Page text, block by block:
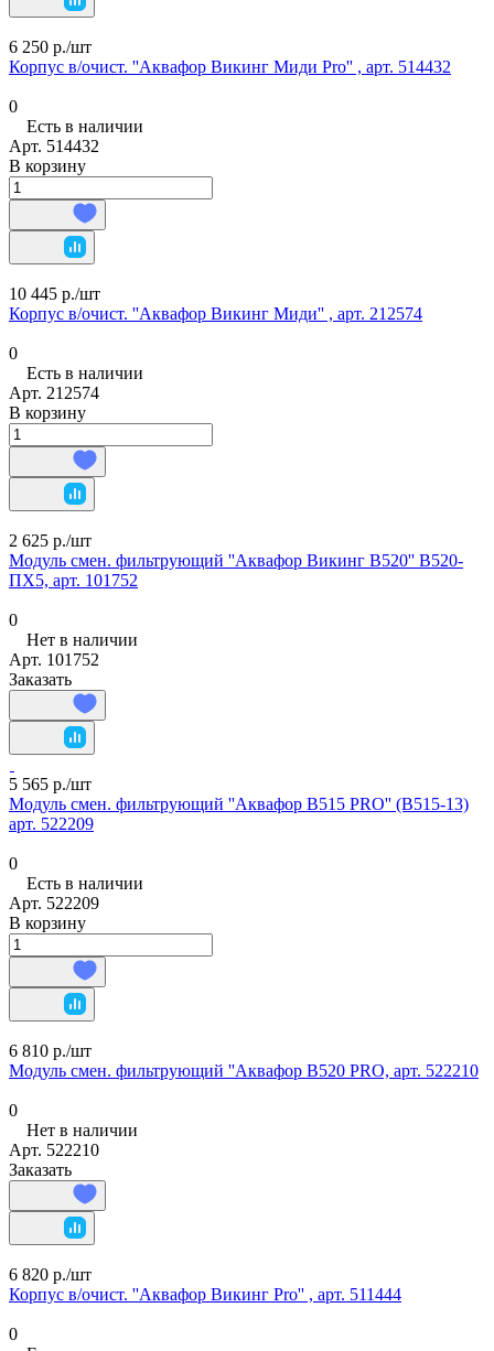
6 250 р./шт
Корпус в/очист. ''Аквафор Викинг Миди Pro'' , арт. 514432
0
Есть в наличии
Арт. 514432
В корзину
10 445 р./шт
Корпус в/очист. ''Аквафор Викинг Миди'' , арт. 212574
0
Есть в наличии
Арт. 212574
В корзину
2 625 р./шт
Модуль смен. фильтрующий ''Аквафор Викинг В520'' В520-
ПХ5, арт. 101752
0
Нет в наличии
Арт. 101752
Заказать
5 565 р./шт
Модуль смен. фильтрующий ''Аквафор В515 PRO'' (В515-13)
арт. 522209
0
Есть в наличии
Арт. 522209
В корзину
6 810 р./шт
Модуль смен. фильтрующий ''Аквафор В520 PRO, арт. 522210
0
Нет в наличии
Арт. 522210
Заказать
6 820 р./шт
Корпус в/очист. ''Аквафор Викинг Pro'' , арт. 511444
0